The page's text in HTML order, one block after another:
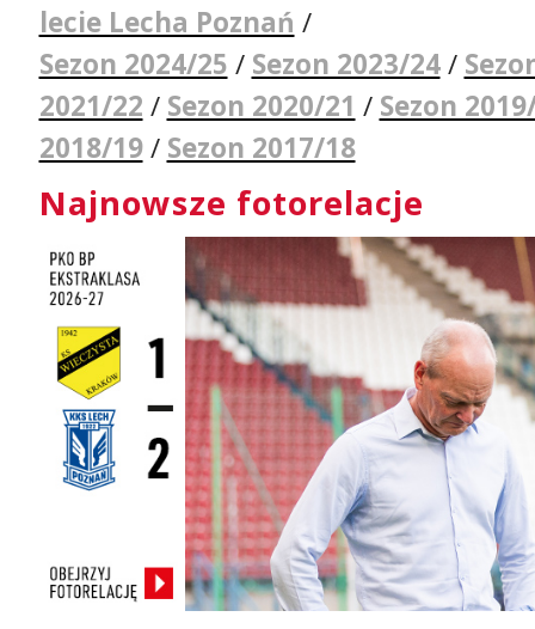
lecie Lecha Poznań /
Sezon 2024/25 / Sezon 2023/24/
2021/22 / Sezon 2020/21 / Sezon
2018/19/ Sezon 2017/18
Najnowsze fotorelacje